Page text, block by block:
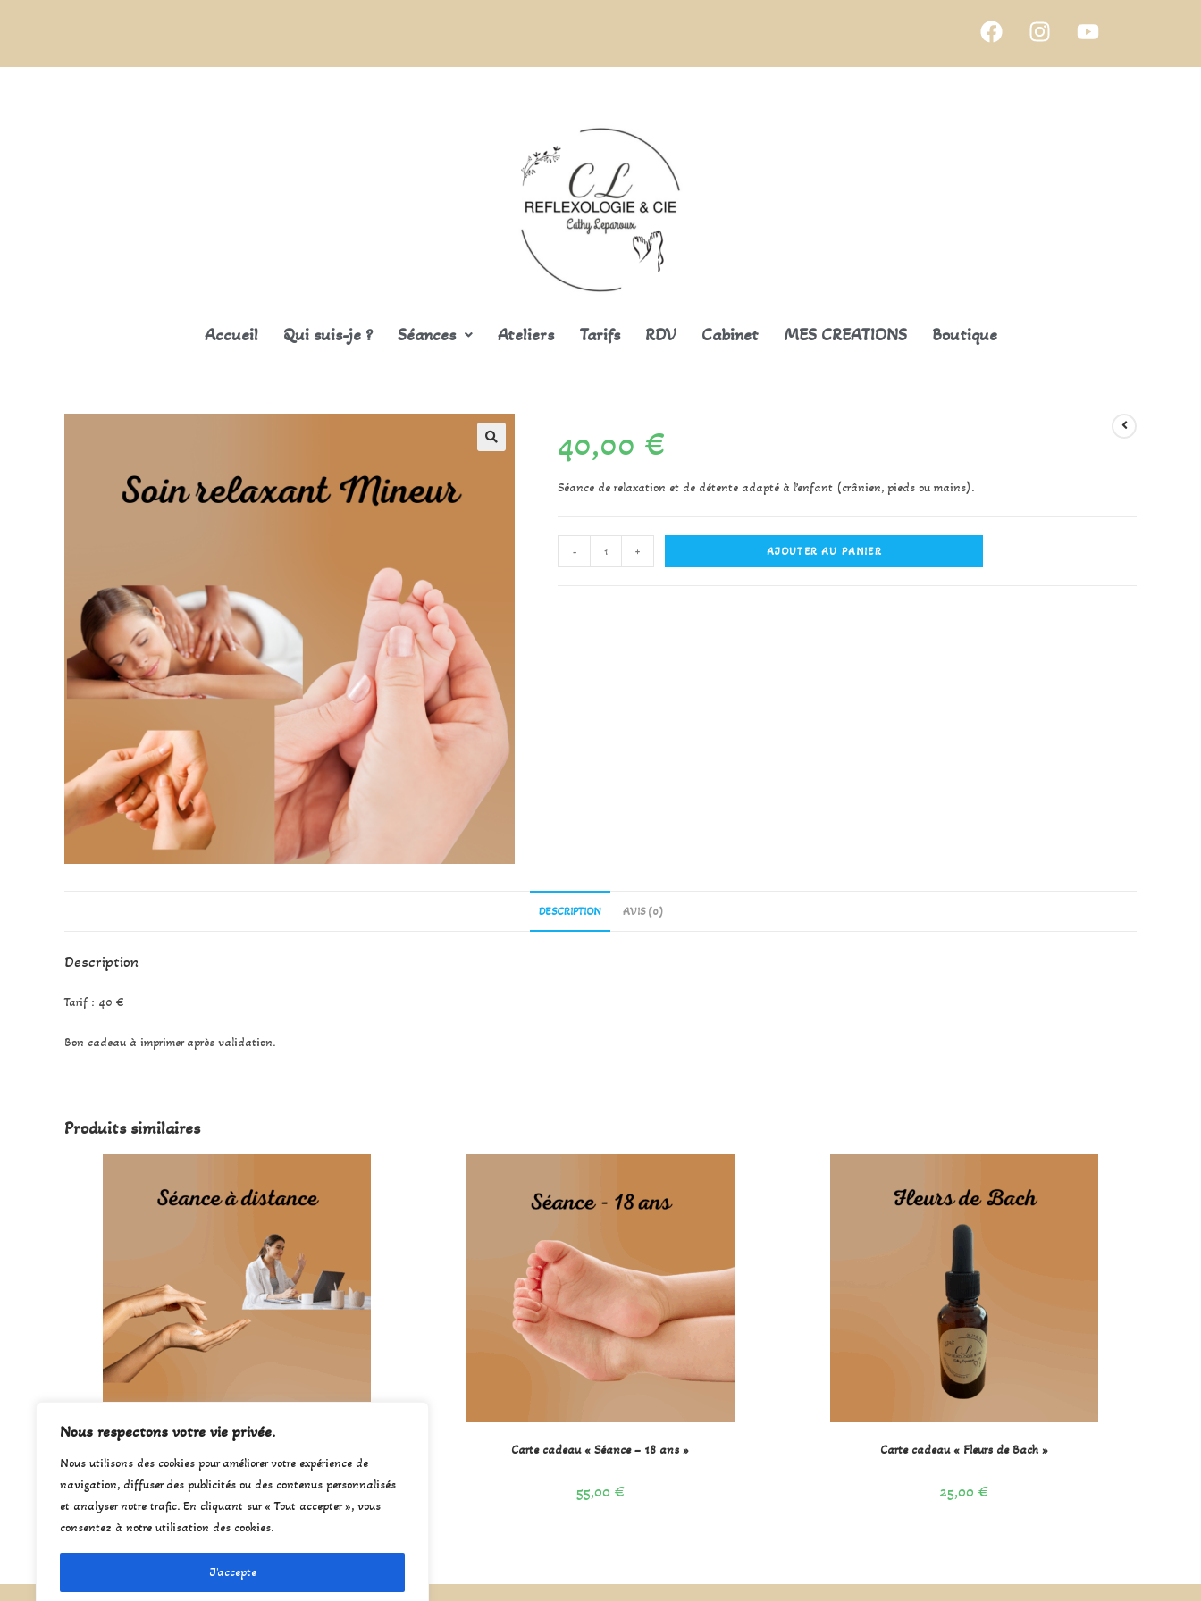
Nous respectons votre vie privée.
Nous utilisons des cookies pour améliorer votre expérience de
navigation, diffuser des publicités ou des contenus personnalisés
et analyser notre trafic. En cliquant sur « Tout accepter », vous
consentez à notre utilisation des cookies.
J'accepte
Accueil Qui suis-je ? Séances Ateliers Tarifs RDV Cabinet MES CREATIONS Boutique
40,00 €
Séance de relaxation et de détente adapté à l’enfant (crânien, pieds ou mains).
- + AJOUTER AU PANIER
DESCRIPTION AVIS (0)
Description
Tarif : 40 €
Bon cadeau à imprimer après validation.
Produits similaires
60,00 €
Carte cadeau « Séance – 18 ans »
55,00 €
Carte cadeau « Fleurs de Bach »
25,00€